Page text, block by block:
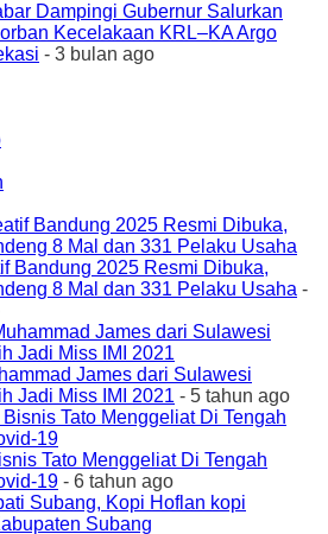
Dampingi Gubernur Salurkan
Kecelakaan KRL–KA Argo
- 3 bulan ago
Bandung 2025 Resmi Dibuka,
8 Mal dan 331 Pelaku Usaha -
James dari Sulawesi
Jadi Miss IMI 2021 - 5 tahun ago
Tato Menggeliat Di Tengah
19 - 6 tahun ago